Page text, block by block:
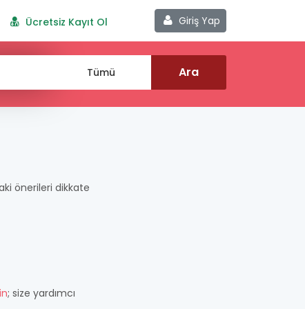
Giriş Yap
Ücretsiz Kayıt Ol
önerileri dikkate
; size yardımcı